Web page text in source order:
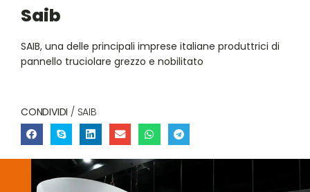
Saib
SAIB, una delle principali imprese italiane produttrici di
pannello truciolare grezzo e nobilitato
CONDIVIDI / SAIB